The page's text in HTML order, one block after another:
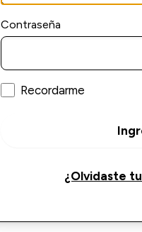
Contraseña
Recordarme
¿Olvidaste